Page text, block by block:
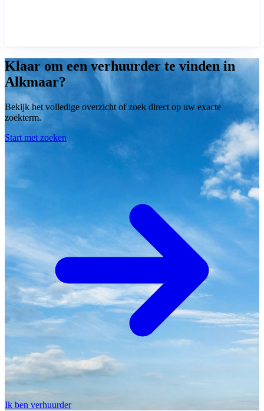
Klaar om een verhuurder te vinden in
Alkmaar?
Bekijk het volledige overzicht of zoek direct op uw exacte
zoekterm.
Start met zoeken
Ik ben verhuurder